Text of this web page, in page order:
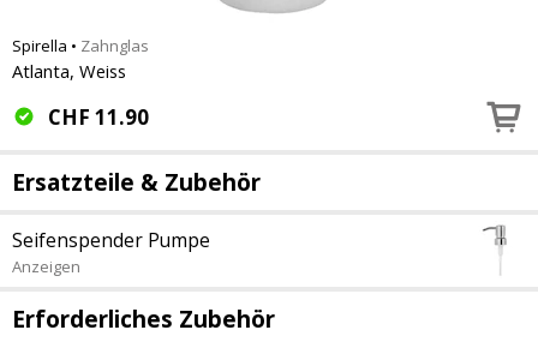
Spirella • Zahnglas
Atlanta, Weiss
CHF 11.90
Ersatzteile & Zubehör
Seifenspender Pumpe
Anzeigen
Erforderliches Zubehör